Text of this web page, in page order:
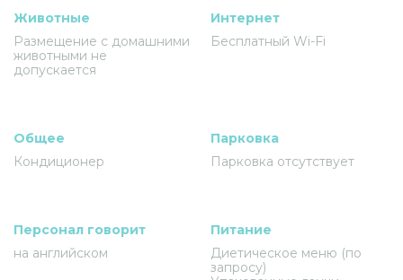
Животные
Размещение с домашними
животными не
допускается
Интернет
Бесплатный Wi-Fi
Общее
Кондиционер
Парковка
Парковка отсутствует
Персонал говорит
на английском
Питание
Диетическое меню (по
запросу)